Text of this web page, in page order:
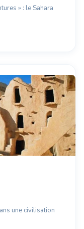
» : le Sahara
une civilisation